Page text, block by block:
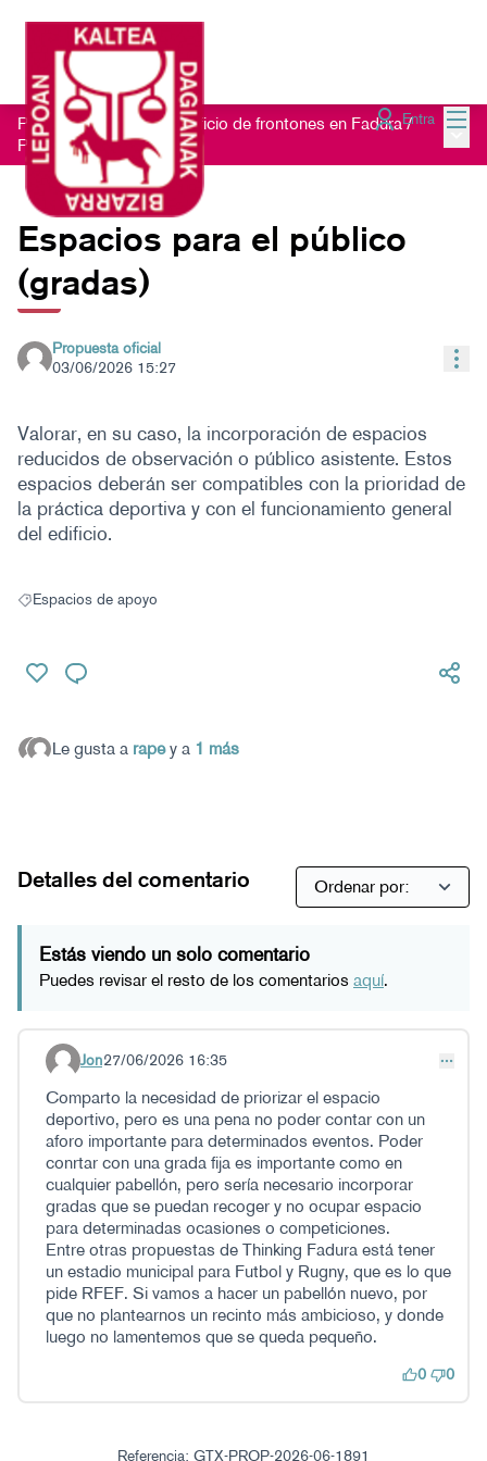
Entra
Proceso participativo edificio de frontones en Fadura /
Propuestas
Espacios para el público
(gradas)
Propuesta oficial
03/06/2026 15:27
Valorar, en su caso, la incorporación de espacios
reducidos de observación o público asistente. Estos
espacios deberán ser compatibles con la prioridad de
la práctica deportiva y con el funcionamiento general
del edificio.
Resultados al filtrar por: Espacios de apoyo
Espacios de apoyo
Le gusta a rapey a 1 más
Detalles del comentario
Estás viendo un solo comentario
Puedes revisar el resto de los comentarios aquí.
Comentario 79
Jon27/06/2026 16:35
Comparto la necesidad de priorizar el espacio
deportivo, pero es una pena no poder contar con un
aforo importante para determinados eventos. Poder
conrtar con una grada fija es importante como en
cualquier pabellón, pero sería necesario incorporar
gradas que se puedan recoger y no ocupar espacio
para determinadas ocasiones o competiciones.
Entre otras propuestas de Thinking Fadura está tener
un estadio municipal para Futbol y Rugny, que es lo que
pide RFEF. Si vamos a hacer un pabellón nuevo, por
que no plantearnos un recinto más ambicioso, y donde
luego no lamentemos que se queda pequeño.
0 0
Referencia: GTX-PROP-2026-06-1891